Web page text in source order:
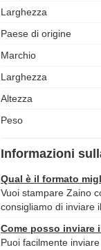
Larghezza
Paese di origine
Marchio
Larghezza
Altezza
Peso
Informazioni
Qual è il formato
Vuoi stampare Zaino
consigliamo di inviare
Come posso inviare
Puoi facilmente